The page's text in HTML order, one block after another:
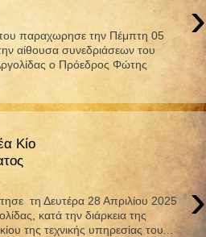
›
παραχωρησε την Πέμπτη 05
αίθουσα συνεδριάσεων του
ο Πρόεδρος Φώτης
Κίο
›
τη Δευτέρα 28 Απριλίου 2025
κατά την διάρκεια της
της τεχνικής υπηρεσίας του...